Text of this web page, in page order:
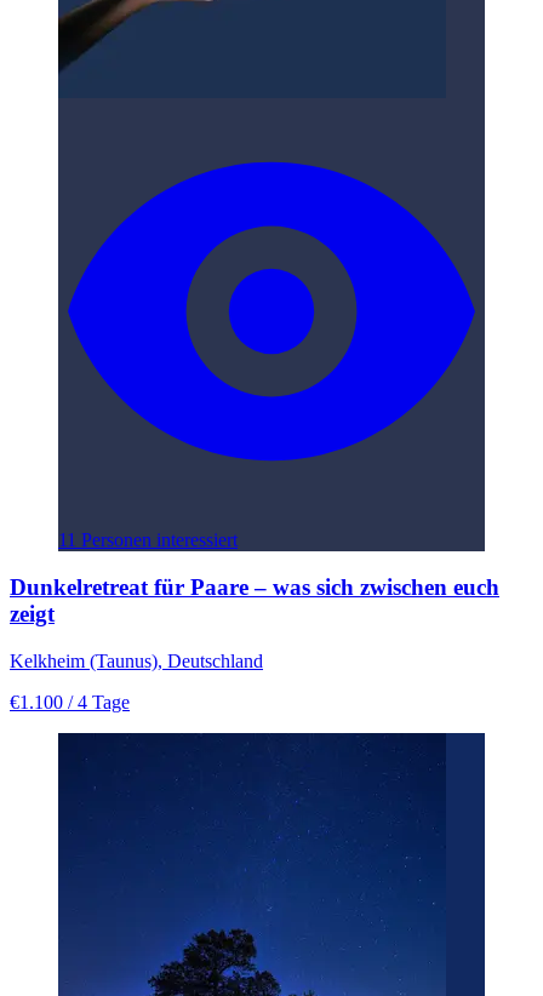
11 Personen interessiert
Dunkelretreat für Paare – was sich zwischen euch
zeigt
Kelkheim (Taunus), Deutschland
€1.100 / 4 Tage